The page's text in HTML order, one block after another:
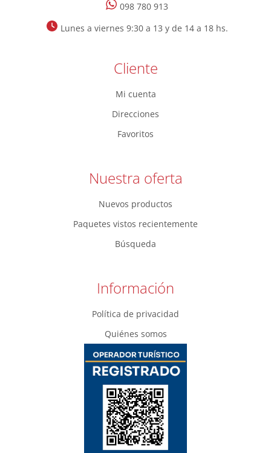
098 780 913
Lunes a viernes 9:30 a 13 y de 14 a 18 hs.
Cliente
Mi cuenta
Direcciones
Favoritos
Nuestra oferta
Nuevos productos
Paquetes vistos recientemente
Búsqueda
Información
Política de privacidad
Quiénes somos